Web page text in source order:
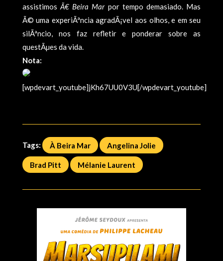
assistimos Ã€ Beira Marpor tempo demasiado. Mas
Ã© uma experiÃªncia agradÃ¡vel aos olhos, e em seu
silÃªncio, nos faz refletir e ponderar sobre as
questÃµes da vida.
Nota:
[wpdevart_youtube]jKh67UU0V3U[/wpdevart_youtube]
Tags: À Beira Mar Angelina Jolie
Brad Pitt Mélanie Laurent